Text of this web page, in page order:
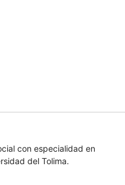
con especialidad en
del Tolima.